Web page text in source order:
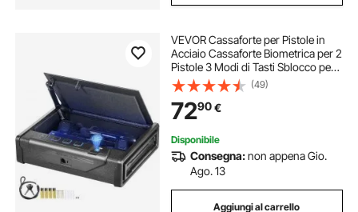
VEVOR Cassaforte per Pistole in
Acciaio Cassaforte Biometrica per 2
Pistole 3 Modi di Tasti Sblocco per
Impronte Digitali Combinazione per
Gioielli Documenti Pistole Uso
Domestico Cassaforte Pistole
(49)
7290€
Disponibile
Consegna:non appena Gio.
Ago. 13
Aggiungi al carrello